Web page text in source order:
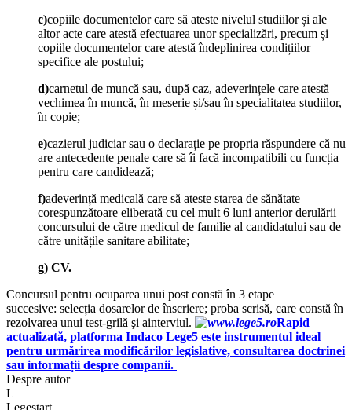
c)copiile documentelor care să ateste nivelul studiilor și ale
altor acte care atestă efectuarea unor specializări, precum și
copiile documentelor care atestă îndeplinirea condițiilor
specifice ale postului;
d)carnetul de muncă sau, după caz, adeverințele care atestă
vechimea în muncă, în meserie și/sau în specialitatea studiilor,
în copie;
e)cazierul judiciar sau o declarație pe propria răspundere că nu
are antecedente penale care să îi facă incompatibili cu funcția
pentru care candidează;
f)adeverință medicală care să ateste starea de sănătate
corespunzătoare eliberată cu cel mult 6 luni anterior derulării
concursului de către medicul de familie al candidatului sau de
către unitățile sanitare abilitate;
g) CV.
Concursul pentru ocuparea unui post constă în 3 etape
succesive: selecția dosarelor de înscriere; proba scrisă, care constă în
rezolvarea unui test-grilă şi ainterviul.
Rapid
actualizată, platforma Indaco Lege5 este instrumentul ideal
pentru urmărirea modificărilor legislative, consultarea doctrinei
sau informații despre companii.
Despre autor
L
Legestart